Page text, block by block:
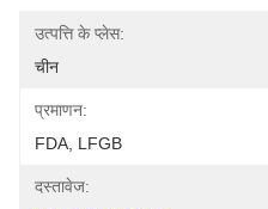
उत्पत्ति के प्लेस:
चीन
प्रमाणन:
FDA, LFGB
दस्तावेज: